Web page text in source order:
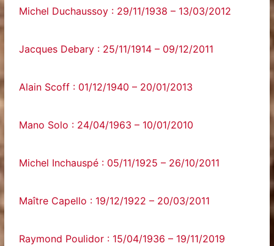
Michel Duchaussoy : 29/11/1938 – 13/03/2012
Jacques Debary : 25/11/1914 – 09/12/2011
Alain Scoff : 01/12/1940 – 20/01/2013
Mano Solo : 24/04/1963 – 10/01/2010
Michel Inchauspé : 05/11/1925 – 26/10/2011
Maître Capello : 19/12/1922 – 20/03/2011
Raymond Poulidor : 15/04/1936 – 19/11/2019